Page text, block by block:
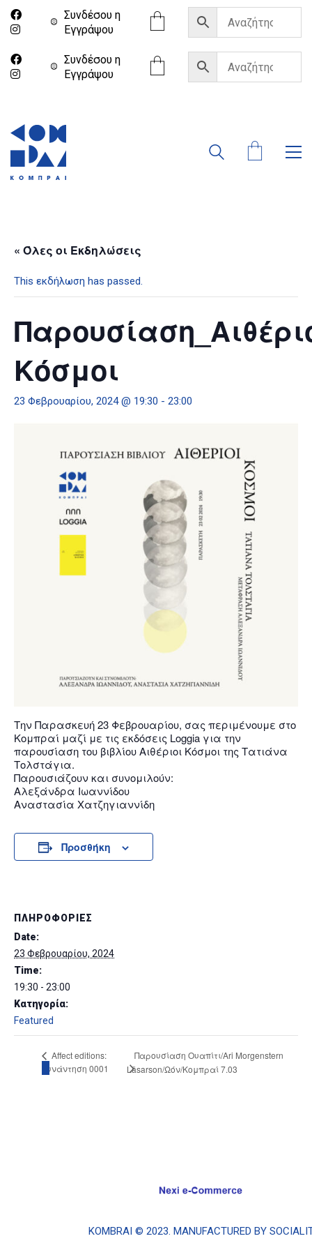
Συνδέσου η
Eγγράψου
Συνδέσου η
Eγγράψου
« Όλες οι Εκδηλώσεις
This εκδήλωση has passed.
Κόσμοι
23 Φεβρουαρίου, 2024 @ 19:30 - 23:00
Την Παρασκευή 23 Φεβρουαρίου, σας περιμένουμε στο
Κομπραί μαζί με τις εκδόσεις Loggia για την
παρουσίαση του βιβλίου Αιθέριοι Κόσμοι της Τατιάνα
Τολστάγια.
Παρουσιάζουν και συνομιλούν:
Αλεξάνδρα Ιωαννίδου
Αναστασία Χατζηγιαννίδη
Προσθήκη
ΠΛΗΡΟΦΟΡΊΕΣ
Date:
23 Φεβρουαρίου, 2024
Time:
19:30 - 23:00
Κατηγορία:
Featured
Affect editions:
Συνάντηση 0001
Παρουσίαση Ουαπίτι/Ari Morgenstern
Läsarson/Ωόν/Κομπραί 7.03
Διδότου 34, Αθήνα 106 80
Τρόποι Πληρωμής
Όροι χρήσης
KOMΒRAI © 2023. MANUFACTURED BY